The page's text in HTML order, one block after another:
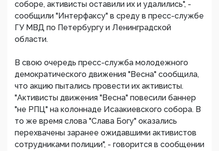
соборе, активисты оставили их и удалились", -
сообщили "Интерфаксу" в среду в пресс-службе
ГУ МВД по Петербургу и Ленинградской
области.
В свою очередь пресс-служба молодежного
демократического движения "Весна" сообщила,
что акцию пытались провести их активисты.
"Активисты движения "Весна" повесили баннер
"не РПЦ" на колоннаде Исаакиевского собора. В
то же время слова "Слава Богу" оказались
перехвачены заранее ожидавшими активистов
сотрудниками полиции", - говорится в сообщении